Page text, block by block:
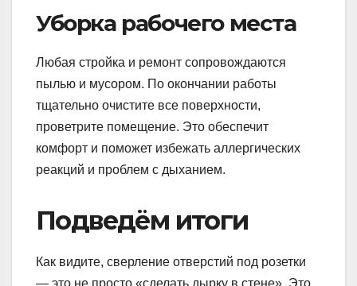
Уборка рабочего места
Любая стройка и ремонт сопровождаются
пылью и мусором. По окончании работы
тщательно очистите все поверхности,
проветрите помещение. Это обеспечит
комфорт и поможет избежать аллергических
реакций и проблем с дыханием.
Подведём итоги
Как видите, сверление отверстий под розетки
— это не просто «сделать дырку в стене». Это